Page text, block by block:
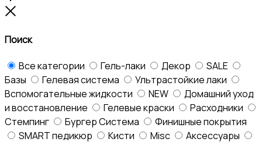
Поиск
Все категории Гель-лаки Декор
SALE
Базы
Гелевая система
Ультрастойкие лаки
Вспомогательные жидкости
NEW
Домашний уход
и восстановление
Гелевые краски
Расходники
Стемпинг
Бургер Система
Финишные покрытия
SMART педикюр
Кисти Misc
Аксессуары